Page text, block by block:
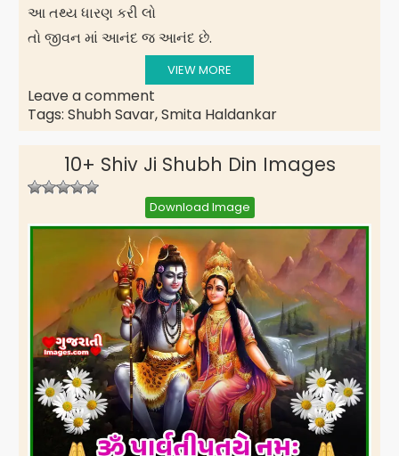
આ તથ્ય ધારણ કરી લો
તો જીવન માં આનંદ જ આનંદ છે.
VIEW MORE
Leave a comment
Tags: Shubh Savar,Smita Haldankar
10+ Shiv Ji Shubh Din Images
Download Image